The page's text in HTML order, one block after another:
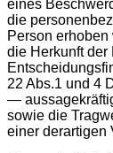
eines
die
Person
die Herkunft der
22 Abs.1 und 4
—
sowie die
einer derartigen